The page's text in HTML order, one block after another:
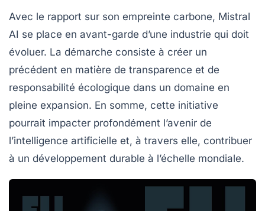
Avec le rapport sur son empreinte carbone, Mistral
AI se place en avant-garde d’une industrie qui doit
évoluer. La démarche consiste à créer un
précédent en matière de transparence et de
responsabilité écologique dans un domaine en
pleine expansion. En somme, cette initiative
pourrait impacter profondément l’avenir de
l’intelligence artificielle et, à travers elle, contribuer
à un développement durable à l’échelle mondiale.